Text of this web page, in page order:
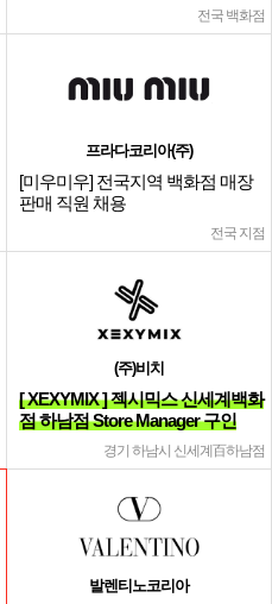
전국 백화점
프라다코리아(주)
[미우미우] 전국지역 백화점 매장
판매 직원 채용
전국 지점
(주)비치
[ XEXYMIX ] 젝시믹스 신세계백화
점 하남점 Store Manager 구인
경기 하남시 신세계百하남점
발렌티노코리아